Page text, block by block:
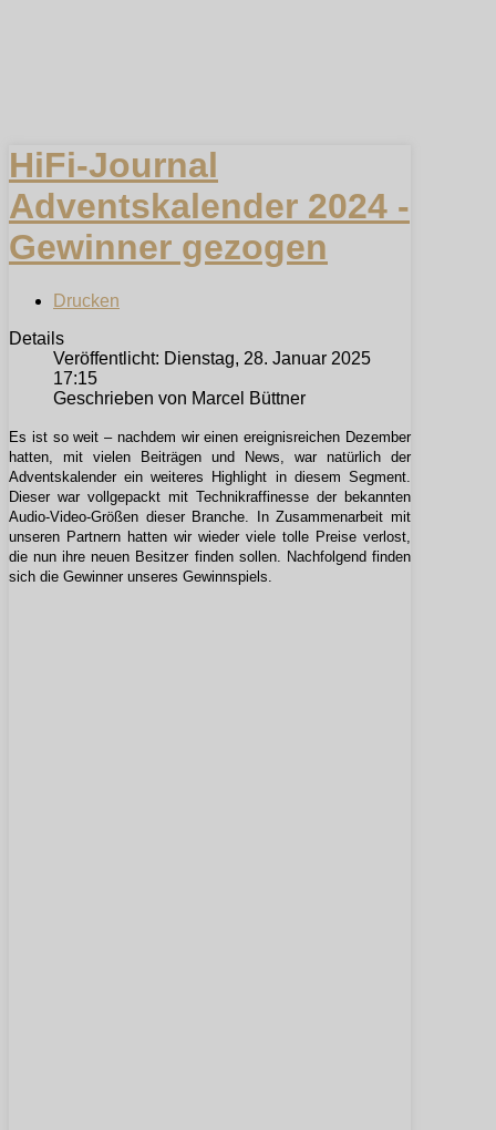
HiFi-Journal
Adventskalender 2024 -
Gewinner gezogen
Drucken
Details
Veröffentlicht: Dienstag, 28. Januar 2025
17:15
Geschrieben von Marcel Büttner
Es ist so weit – nachdem wir einen ereignisreichen Dezember
hatten, mit vielen Beiträgen und News, war natürlich der
Adventskalender ein weiteres Highlight in diesem Segment.
Dieser war vollgepackt mit Technikraffinesse der bekannten
Audio-Video-Größen dieser Branche. In Zusammenarbeit mit
unseren Partnern hatten wir wieder viele tolle Preise verlost,
die nun ihre neuen Besitzer finden sollen. Nachfolgend finden
sich die Gewinner unseres Gewinnspiels.